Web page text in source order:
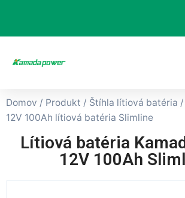
Domov / Produkt / Štíhla lítiová batéria
12V 100Ah lítiová batéria Slimline
Lítiová batéria
12V 100Ah